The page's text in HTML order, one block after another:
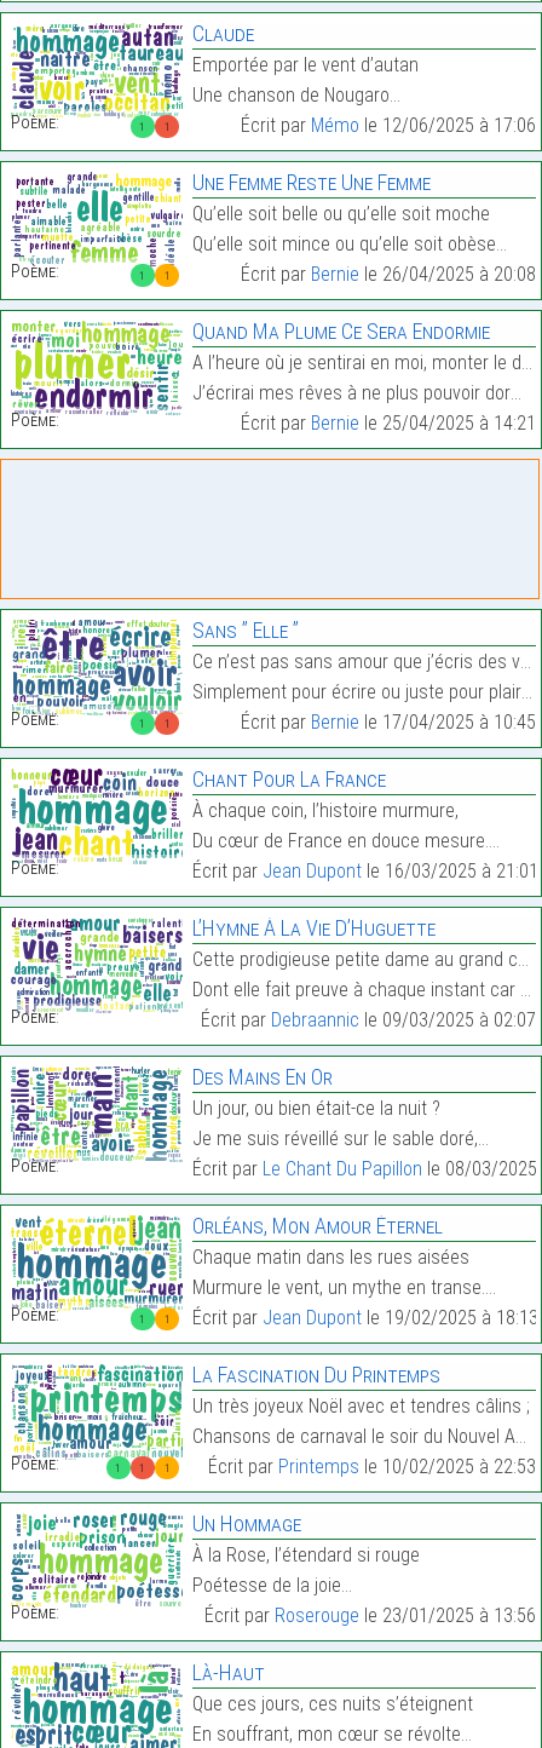
1 1
Poème:
Claude
Emportée par le vent d’autan
Une chanson de Nougaro…
Écrit par Mémo le 12/06/2025 à 17:06
1 1
Poème:
Une Femme Reste Une Femme
Qu’elle soit belle ou qu’elle soit moche
Qu’elle soit mince ou qu’elle soit obèse…
Écrit par Bernie le 26/04/2025 à 20:08
Poème:
Quand Ma Plume Ce Sera Endormie
A l’heure où je sentirai en moi, monter le désir
J’écrirai mes rêves à ne plus pouvoir dormir…
Écrit par Bernie le 25/04/2025 à 14:21
1 1
Poème:
Sans ’’ Elle ’’
Ce n’est pas sans amour que j’écris des vers
Simplement pour écrire ou juste pour plaire…
Écrit par Bernie le 17/04/2025 à 10:45
Poème:
Chant Pour La France
À chaque coin, l’histoire murmure,
Du cœur de France en douce mesure.…
Écrit par Jean Dupontle 16/03/2025 à 21:01
Poème:
L’Hymne À La Vie D’Huguette
Cette prodigieuse petite dame au grand courage, à
Dont elle fait preuve à chaque instant car elle s’…
Écrit par Debraannic le 09/03/2025 à 02:07
Poème:
Des Mains En Or
Un jour, ou bien était-ce la nuit ?
Je me suis réveillé sur le sable doré,…
Écrit par Le Chant Du Papillon le 08/03/2025
1 1
Poème:
Orléans, Mon Amour Éternel
Chaque matin dans les rues aisées
Murmure le vent, un mythe en transe.…
Écrit par Jean Dupontle 19/02/2025 à 18:13
1 1 1
Poème:
La Fascination Du Printemps
Un très joyeux Noël avec et tendres câlins ;
Chansons de carnaval le soir du Nouvel An.…
Écrit par Printemps le 10/02/2025 à 22:53
Poème:
Un Hommage
À la Rose, l’étendard si rouge
Poétesse de la joie…
Écrit par Roserouge le 23/01/2025 à 13:56
Là-Haut
Que ces jours, ces nuits s’éteignent
En souffrant, mon cœur se révolte…